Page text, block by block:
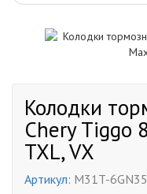
Колодки
Chery Tiggo
TXL, VX
Артикул: M31T-